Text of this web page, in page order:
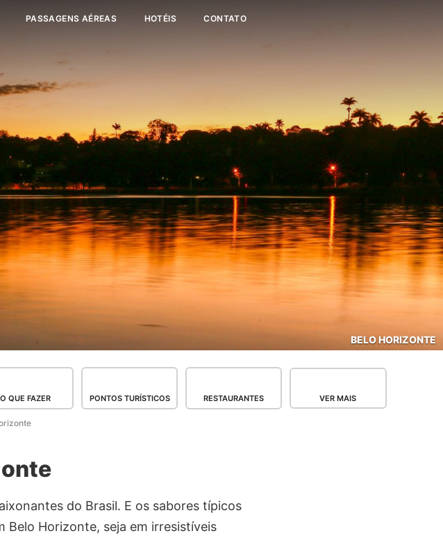
PASSAGENS AÉREAS HOTÉIS CONTATO
BELO HORIZONTE
O QUE FAZER PONTOS TURÍSTICOS RESTAURANTES VER MAIS
do Brasil. E os sabores típicos
Belo Horizonte, seja em irresistíveis